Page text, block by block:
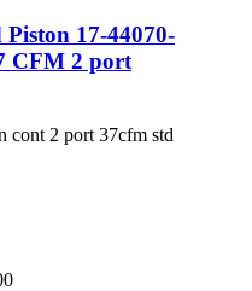
17-44070-
CFM 2 port
cont 2 port 37cfm std